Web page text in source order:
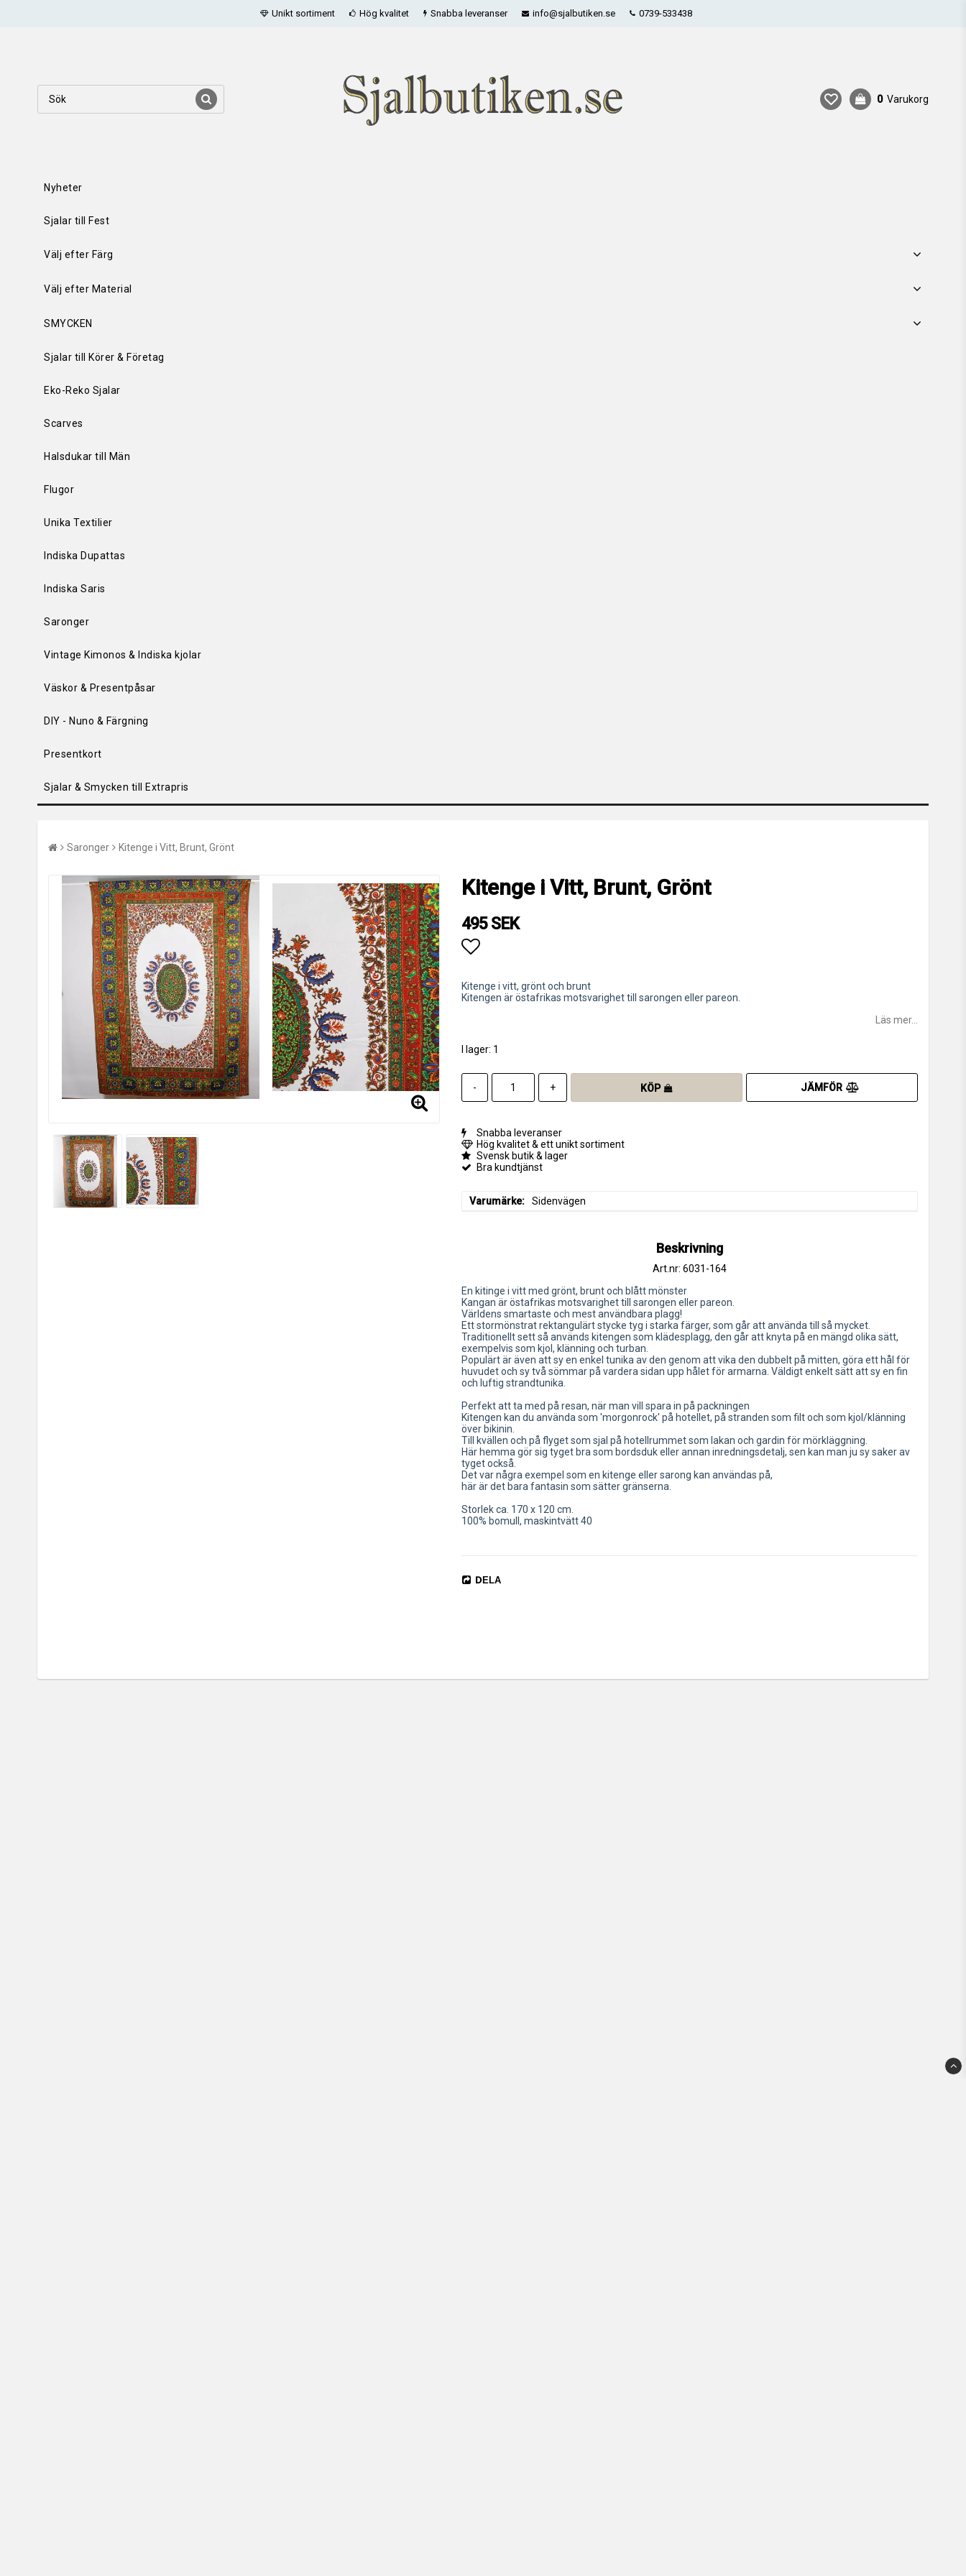
Unikt sortiment Hög kvalitet Snabba leveranser info@sjalbutiken.se 0739-533438
0 Varukorg
Nyheter
Sjalar till Fest
Välj efter Färg
Välj efter Material
SMYCKEN
Sjalar till Körer & Företag
Eko-Reko Sjalar
Scarves
Halsdukar till Män
Flugor
Unika Textilier
Indiska Dupattas
Indiska Saris
Saronger
Vintage Kimonos & Indiska kjolar
Väskor & Presentpåsar
DIY - Nuno & Färgning
Presentkort
Sjalar & Smycken till Extrapris
Saronger Kitenge i Vitt, Brunt, Grönt
Kitenge i Vitt, Brunt, Grönt
495 SEK
Kitenge i vitt, grönt och brunt
Kitengen är östafrikas motsvarighet till sarongen eller pareon.
Läs mer...
I lager: 1
- + KÖP JÄMFÖR
Snabba leveranser
Hög kvalitet & ett unikt sortiment
Svensk butik & lager
Bra kundtjänst
Varumärke Sidenvägen
Beskrivning
Art.nr: 6031-164
En kitinge i vitt med grönt, brunt och blått mönster
Kangan är östafrikas motsvarighet till sarongen eller pareon.
Världens smartaste och mest användbara plagg!
Ett stormönstrat rektangulärt stycke tyg i starka färger, som går att använda till så mycket.
Traditionellt sett så används kitengen som klädesplagg, den går att knyta på en mängd olika sätt,
exempelvis som kjol, klänning och turban.
Populärt är även att sy en enkel tunika av den genom att vika den dubbelt på mitten, göra ett hål för
huvudet och sy två sömmar på vardera sidan upp hålet för armarna. Väldigt enkelt sätt att sy en fin
och luftig strandtunika.
Perfekt att ta med på resan, när man vill spara in på packningen
Kitengen kan du använda som 'morgonrock' på hotellet, på stranden som filt och som kjol/klänning
över bikinin.
Till kvällen och på flyget som sjal på hotellrummet som lakan och gardin för mörkläggning.
Här hemma gör sig tyget bra som bordsduk eller annan inredningsdetalj, sen kan man ju sy saker av
tyget också.
Det var några exempel som en kitenge eller sarong kan användas på,
här är det bara fantasin som sätter gränserna.
Storlek ca. 170 x 120 cm.
100% bomull, maskintvätt 40
DELA